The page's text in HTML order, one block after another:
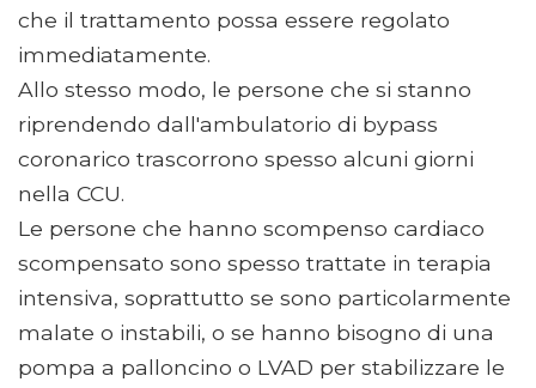
che il trattamento possa essere regolato
immediatamente.
Allo stesso modo, le persone che si stanno
riprendendo dall'ambulatorio di bypass
coronarico trascorrono spesso alcuni giorni
nella CCU.
Le persone che hanno scompenso cardiaco
scompensato sono spesso trattate in terapia
intensiva, soprattutto se sono particolarmente
malate o instabili, o se hanno bisogno di una
pompa a palloncino o LVAD per stabilizzare le